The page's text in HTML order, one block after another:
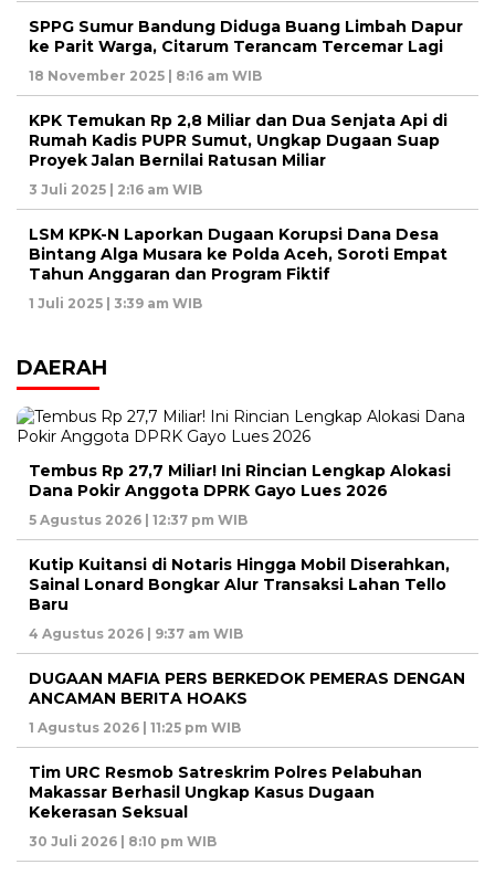
SPPG Sumur Bandung Diduga Buang Limbah Dapur
ke Parit Warga, Citarum Terancam Tercemar Lagi
18 November 2025 | 8:16 am WIB
KPK Temukan Rp 2,8 Miliar dan Dua Senjata Api di
Rumah Kadis PUPR Sumut, Ungkap Dugaan Suap
Proyek Jalan Bernilai Ratusan Miliar
3 Juli 2025 | 2:16 am WIB
LSM KPK-N Laporkan Dugaan Korupsi Dana Desa
Bintang Alga Musara ke Polda Aceh, Soroti Empat
Tahun Anggaran dan Program Fiktif
1 Juli 2025 | 3:39 am WIB
DAERAH
Tembus Rp 27,7 Miliar! Ini Rincian Lengkap Alokasi
Dana Pokir Anggota DPRK Gayo Lues 2026
5 Agustus 2026 | 12:37 pm WIB
Kutip Kuitansi di Notaris Hingga Mobil Diserahkan,
Sainal Lonard Bongkar Alur Transaksi Lahan Tello
Baru
4 Agustus 2026 | 9:37 am WIB
DUGAAN MAFIA PERS BERKEDOK PEMERAS DENGAN
ANCAMAN BERITA HOAKS
1 Agustus 2026 | 11:25 pm WIB
Tim URC Resmob Satreskrim Polres Pelabuhan
Makassar Berhasil Ungkap Kasus Dugaan
Kekerasan Seksual
30 Juli 2026 | 8:10 pm WIB